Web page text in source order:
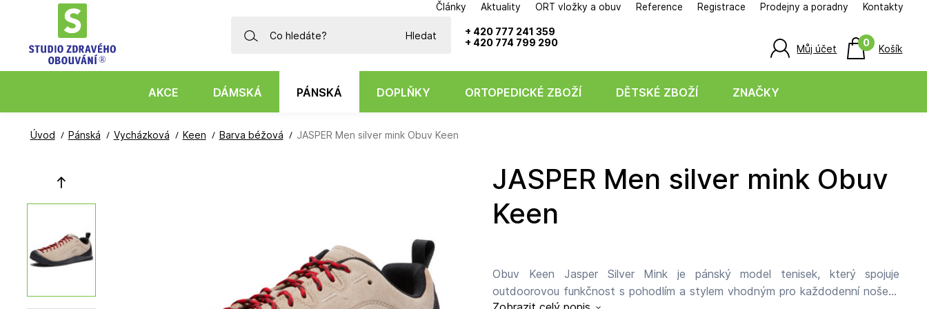
JASPER Men silver mink Obuv
Keen
Obuv Keen Jasper Silver Mink je pánský model tenisek, který spojuje
outdoorovou funkčnost s pohodlím a stylem vhodným pro každodenní nošení.
+ 420 777 241 359
+ 420 774 799 290
Články Aktuality ORT vložky a obuv Reference Registrace Prodejny a poradny Kontakty
Hledat
Můj účet
Košík
0
Úvod Pánská Vycházková Keen Barva béžová JASPER Men silver mink Obuv Keen
AKCE DÁMSKÁ PÁNSKÁ DOPLŇKY ORTOPEDICKÉ ZBOŽÍ DĚTSKÉ ZBOŽÍ ZNAČKY